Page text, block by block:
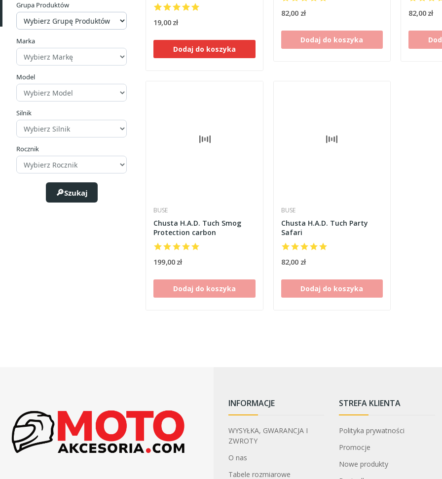
Grupa Produktów
Marka
Model
Silnik
Rocznik
Szukaj
19,00 zł
Dodaj do koszyka
82,00 zł
Dodaj do koszyka
82,00 zł
BUSE
Chusta H.A.D. Tuch Smog
Protection carbon
199,00 zł
Dodaj do koszyka
BUSE
Chusta H.A.D. Tuch Party
Safari
82,00 zł
Dodaj do koszyka
INFORMACJE
WYSYŁKA, GWARANCJA I
ZWROTY
O nas
Tabele rozmiarowe
STREFA KLIENTA
Polityka prywatności
Promocje
Nowe produkty